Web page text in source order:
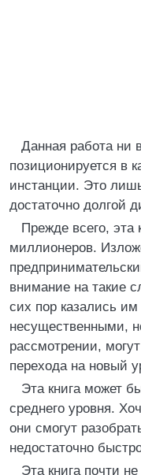
Данная работа ни
позиционируется в
инстанции. Это
достаточно долгой
Прежде всего, эта
миллионеров.
внимание на такие
сих пор казались
несущественными,
рассмотрении,
перехода на новый
Эта книга может
среднего уровня.
они смогут
недостаточно
Эта книга почти